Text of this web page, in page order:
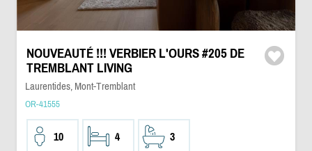
NOUVEAUTÉ !!! VERBIER L'OURS #205 DE
TREMBLANT LIVING
Laurentides, Mont-Tremblant
OR-41555
10 4 3